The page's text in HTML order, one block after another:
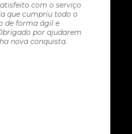
com o serviço
que cumpriu todo o
de forma ágil e
por ajudarem
nova conquista.